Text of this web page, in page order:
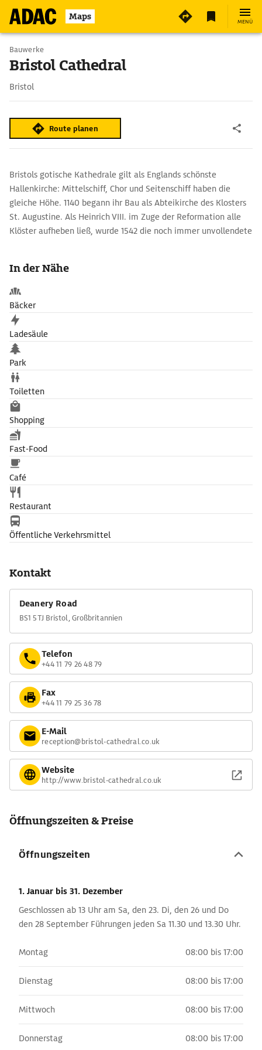
Maps MENÜ
Bauwerke
Bristol Cathedral
Bristol
Route planen
Bristols gotische Kathedrale gilt als Englands schönste
Hallenkirche: Mittelschiff, Chor und Seitenschiff haben die
gleiche Höhe. 1140 begann ihr Bau als Abteikirche des Klosters
St. Augustine. Als Heinrich VIII. im Zuge der Reformation alle
Klöster aufheben ließ, wurde 1542 die noch immer unvollendete
Vorbild nahm. Das Kircheninnere beeindruckt mit mächtigen
Bündelpfeilern, eleganten Kreuzgratgewölben und Skulpturen,
erlesenen Baudekorationen und Glasmalereien.
In der Nähe
Bäcker
Ladesäule
Park
Toiletten
Shopping
Fast-Food
Café
Restaurant
Öffentliche Verkehrsmittel
Kontakt
Deanery Road
BS1 5TJ Bristol, Großbritannien
Telefon
+44 11 79 26 48 79
Fax
+44 11 79 25 36 78
E-Mail
reception@bristol-cathedral.co.uk
Website
http://www.bristol-cathedral.co.uk
Öffnungszeiten & Preise
Öffnungszeiten
1. Januar bis 31. Dezember
Geschlossen ab 13 Uhr am Sa, den 23. Di, den 26 und Do
den 28 September Führungen jeden Sa 11.30 und 13.30 Uhr.
Montag 08:00 bis 17:00
Dienstag 08:00 bis 17:00
Mittwoch 08:00 bis 17:00
Donnerstag 08:00 bis 17:00